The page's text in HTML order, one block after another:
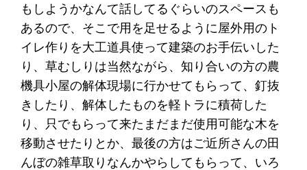
もしようかなんて話してるぐらいのスペースも
あるので、そこで用を足せるように屋外用のト
イレ作りを大工道具使って建築のお手伝いした
り、草むしりは当然ながら、知り合いの方の農
機具小屋の解体現場に行かせてもらって、釘抜
きしたり、解体したものを軽トラに積荷した
り、只でもらって来たまだまだ使用可能な木を
移動させたりとか、最後の方はご近所さんの田
んぼの雑草取りなんかやらしてもらって、いろ